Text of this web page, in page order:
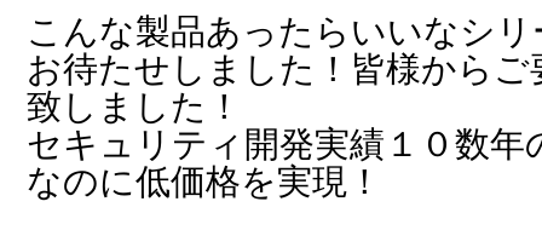
こんな製品あったらいいなシ
お待たせしました！皆様から
致しました！
セキュリティ開発実績１０数年
なのに低価格を実現！